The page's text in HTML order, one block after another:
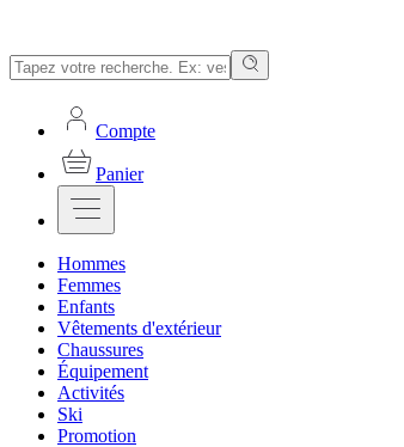
Compte
Panier
Hommes
Femmes
Enfants
Vêtements d'extérieur
Chaussures
Équipement
Activités
Ski
Promotion